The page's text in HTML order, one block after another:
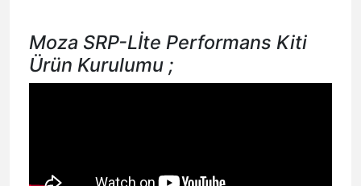
Moza SRP-Lİte Performans Kiti
Ürün Kurulumu ;